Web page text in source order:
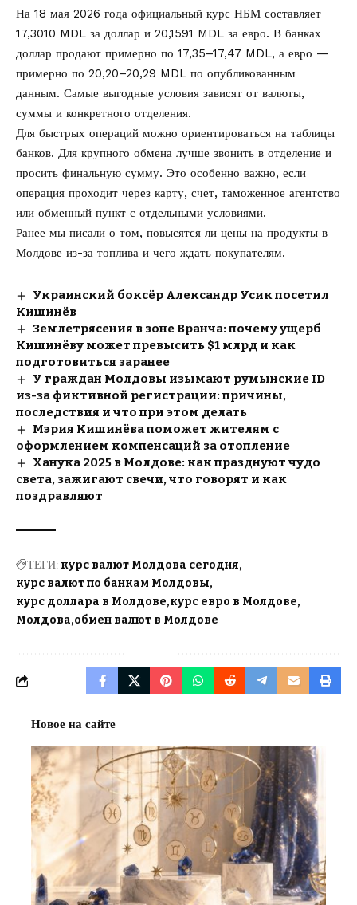
На 18 мая 2026 года официальный курс НБМ составляет
17,3010 MDL за доллар и 20,1591 MDL за евро. В банках
доллар продают примерно по 17,35–17,47 MDL, а евро —
примерно по 20,20–20,29 MDL по опубликованным
данным. Самые выгодные условия зависят от валюты,
суммы и конкретного отделения.
Для быстрых операций можно ориентироваться на таблицы
банков. Для крупного обмена лучше звонить в отделение и
просить финальную сумму. Это особенно важно, если
операция проходит через карту, счет, таможенное агентство
или обменный пункт с отдельными условиями.
Ранее мы писали о том, повысятся ли цены на продукты в
Молдове из-за топлива и чего ждать покупателям.
Украинский боксёр Александр Усик посетил
Кишинёв
Землетрясения в зоне Вранча: почему ущерб
Кишинёву может превысить $1 млрд и как
подготовиться заранее
У граждан Молдовы изымают румынские ID
из-за фиктивной регистрации: причины,
последствия и что при этом делать
Мэрия Кишинёва поможет жителям с
оформлением компенсаций за отопление
Ханука 2025 в Молдове: как празднуют чудо
света, зажигают свечи, что говорят и как
поздравляют
ТЕГИ: курс валют Молдова сегодня
курс валют по банкам Молдовы
курс доллара в Молдове курс евро в Молдове
Молдова обмен валют в Молдове
Новое на сайте